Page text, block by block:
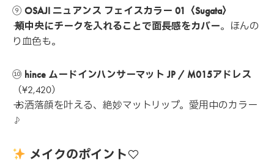
⑨ OSAJI ニュアンス フェイスカラー 01〈Sugata〉
→頬中央にチークを入れることで面長感をカバー。ほんの
り血色も。
⑩ hince ムードインハンサーマット JP / M015アドレス
（¥2,420）
→ お洒落顔を叶える、絶妙マットリップ。愛用中のカラー
♪
メイクのポイント♡